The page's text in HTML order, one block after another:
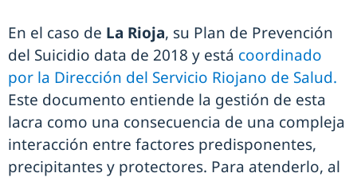
En el caso de La Rioja, su Plan de Prevención
del Suicidio data de 2018 y está coordinado
por la Dirección del Servicio Riojano de Salud.
Este documento entiende la gestión de esta
lacra como una consecuencia de una compleja
interacción entre factores predisponentes,
precipitantes y protectores. Para atenderlo, al